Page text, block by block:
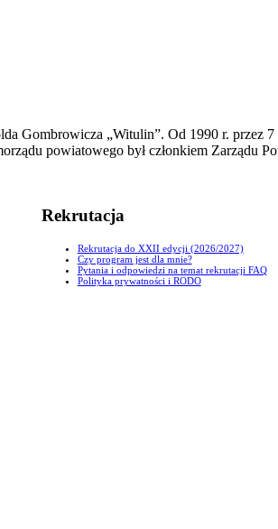
Gombrowicza „Witulin”. Od 1990 r. przez
powiatowego był członkiem Zarządu
Rekrutacja
Rekrutacja do XXII edycji (2026/2027)
Czy program jest dla mnie?
Pytania i odpowiedzi na temat rekrutacji FAQ
Polityka prywatności i RODO